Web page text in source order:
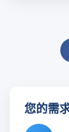
您的需